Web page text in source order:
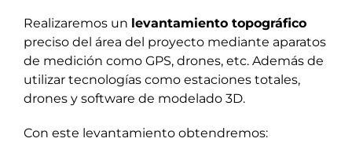
Realizaremos un levantamiento topográfico
preciso del área del proyecto mediante aparatos
de medición como GPS, drones, etc. Además de
utilizar tecnologías como estaciones totales,
drones y software de modelado 3D.
Con este levantamiento obtendremos: